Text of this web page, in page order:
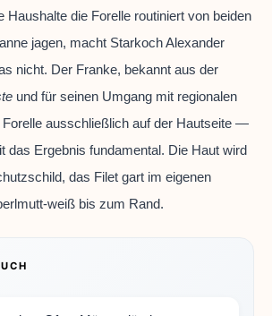
Haushalte die Forelle routiniert von beiden
jagen, macht Starkoch Alexander
nicht. Der Franke, bekannt aus der
und für seinen Umgang mit regionalen
Forelle ausschließlich auf der Hautseite —
das Ergebnis fundamental. Die Haut wird
das Filet gart im eigenen
weiß bis zum Rand.